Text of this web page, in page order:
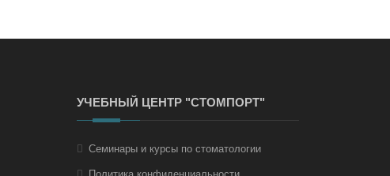
УЧЕБНЫЙ ЦЕНТР "СТОМПОРТ"
Семинары и курсы по стоматологии